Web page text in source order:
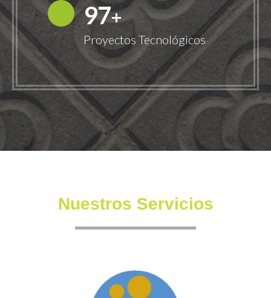
100+
Proyectos Tecnológicos
Nuestros Servicios
Producción XR